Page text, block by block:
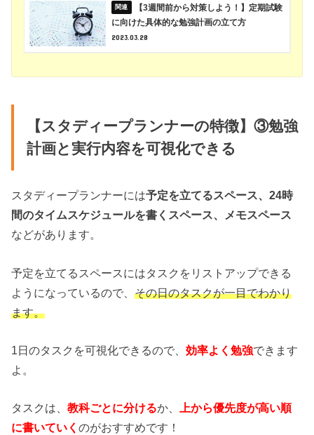
【3週間前から対策しよう！】定期試験
に向けた具体的な勉強計画の立て方
2023.03.28
【スタディープランナーの特徴】③勉強
計画と実行内容を可視化できる
スタディープランナーには予定を立てるスペース、24時
間のタイムスケジュールを書くスペース、メモスペース
などがあります。
予定を立てるスペースにはタスクをリストアップできる
ようになっているので、その日のタスクが一目でわかり
ます。
1日のタスクを可視化できるので、効率よく勉強できます
よ。
タスクは、教科ごとに分けるか、
上から優先度が高い順
に書いていくのがおすすめです！